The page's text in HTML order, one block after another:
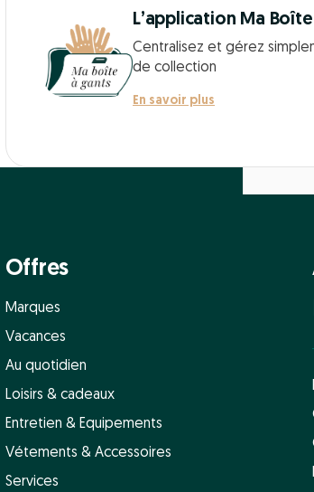
L’application Ma
Centralisez et gérez
de collection
En savoir plus
Offres
Marques
Vacances
Au quotidien
Loisirs & cadeaux
Entretien & Equipements
Vétements & Accessoires
Services